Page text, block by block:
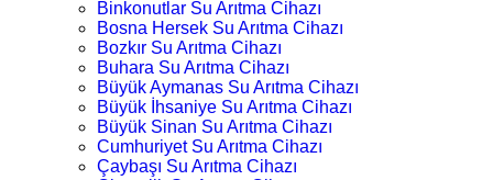
Binkonutlar Su Arıtma Cihazı
Bosna Hersek Su Arıtma Cihazı
Bozkır Su Arıtma Cihazı
Buhara Su Arıtma Cihazı
Büyük Aymanas Su Arıtma Cihazı
Büyük İhsaniye Su Arıtma Cihazı
Büyük Sinan Su Arıtma Cihazı
Cumhuriyet Su Arıtma Cihazı
Çaybaşı Su Arıtma Cihazı